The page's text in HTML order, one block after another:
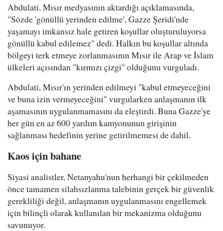
Abdulati, Mısır medyasının aktardığı açıklamasında,
"Sözde 'gönüllü yerinden edilme', Gazze Şeridi'nde
yaşamayı imkansız hale getiren koşullar oluşturuluyorsa
gönüllü kabul edilemez" dedi. Halkın bu koşullar altında
bölgeyi terk etmeye zorlanmasının Mısır ile Arap ve İslam
ülkeleri açısından "kırmızı çizgi" olduğunu vurguladı.
Abdulati, Mısır'ın yerinden edilmeyi "kabul etmeyeceğini
ve buna izin vermeyeceğini" vurgularken anlaşmanın ilk
aşamasının uygulanmamasını da eleştirdi. Buna Gazze'ye
her gün en az 600 yardım kamyonunun girişinin
sağlanması hedefinin yerine getirilmemesi de dahil.
Kaos için bahane
Siyasi analistler, Netanyahu'nun herhangi bir çekilmeden
önce tamamen silahsızlanma talebinin gerçek bir güvenlik
gerekliliği değil, anlaşmanın uygulanmasını engellemek
için bilinçli olarak kullanılan bir mekanizma olduğunu
savunuyor.